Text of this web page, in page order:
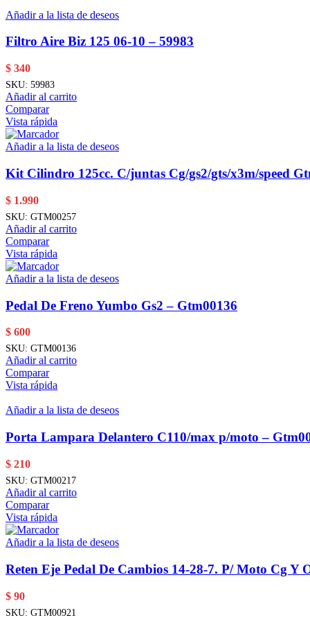
Añadir a la lista de deseos
Filtro Aire Biz 125 06-10 – 59983
$ 340
SKU: 59983
Añadir al carrito
Comparar
Vista rápida
Añadir a la lista de deseos
Kit Cilindro 125cc. C/juntas Cg/gs2/gts/x3m/speed
$ 1.990
SKU: GTM00257
Añadir al carrito
Comparar
Vista rápida
Añadir a la lista de deseos
Pedal De Freno Yumbo Gs2 – Gtm00136
$ 600
SKU: GTM00136
Añadir al carrito
Comparar
Vista rápida
Añadir a la lista de deseos
Porta Lampara Delantero C110/max p/moto –
$ 210
SKU: GTM00217
Añadir al carrito
Comparar
Vista rápida
Añadir a la lista de deseos
Reten Eje Pedal De Cambios 14-28-7. P/ Moto Cg Y
$ 90
SKU: GTM00921